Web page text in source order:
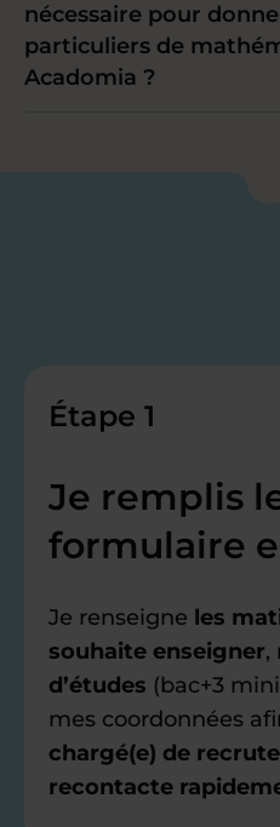
nécessaire pour
particuliers de
Acadomia ?
Étape 1
Je remplis
formulaire
Je renseigne les
souhaite enseigner,
d’études (bac+3
mes coordonnées
chargé(e) de
recontacte